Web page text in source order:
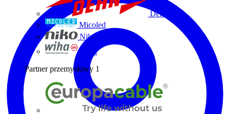
Dehn
Micoled
Niko
Wiha
Partner przemysłowy 1